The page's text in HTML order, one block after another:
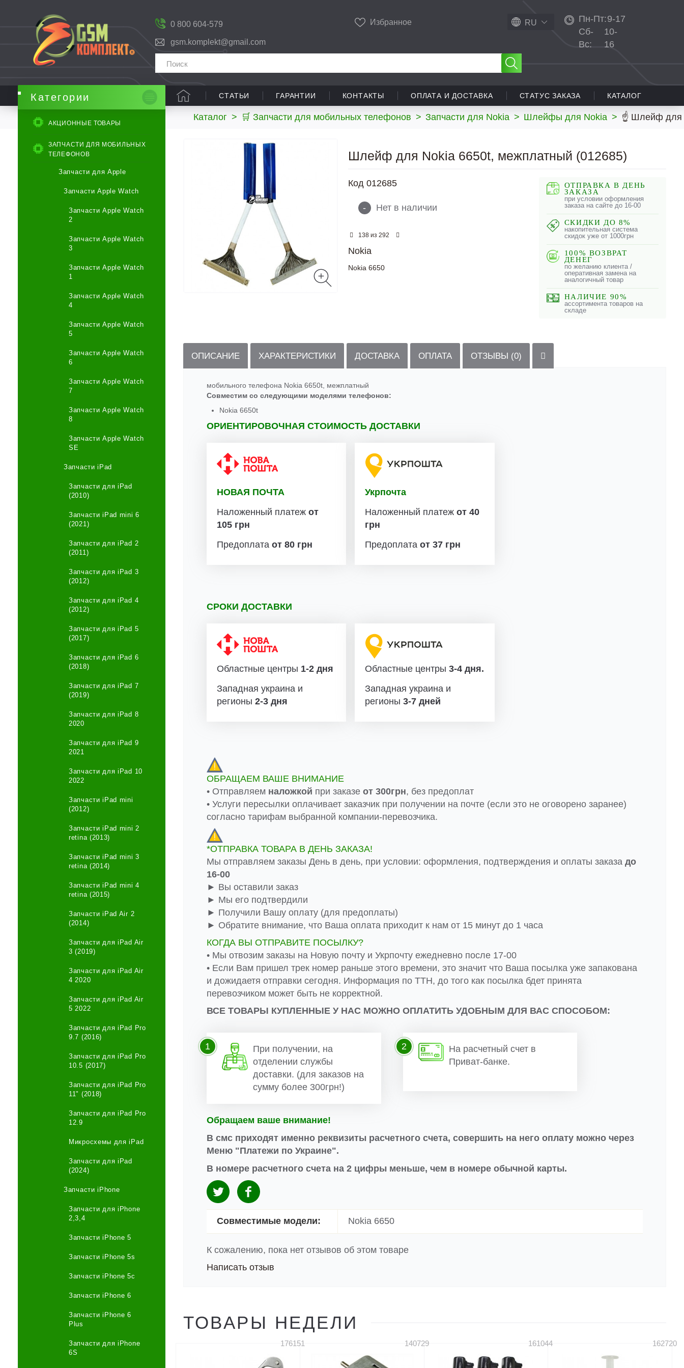
0 800 604-579
gsm.komplekt@gmail.com
Избранное RU Пн-Пт:9-17
Сб-
Вс:
10-
16
СТАТЬИ ГАРАНТИИ КОНТАКТЫ ОПЛАТА И ДОСТАВКА СТАТУС ЗАКАЗА КАТАЛОГ
Каталог > 🛒 Запчасти для мобильных телефонов > Запчасти для Nokia > Шлейфы для Nokia > ☝ Шлейф для
Категории
АКЦИОННЫЕ ТОВАРЫ
ЗАПЧАСТИ ДЛЯ МОБИЛЬНЫХ
ТЕЛЕФОНОВ
Запчасти для Apple
Запчасти Apple Watch
Запчасти Apple Watch
2
Запчасти Apple Watch
3
Запчасти Apple Watch
1
Запчасти Apple Watch
4
Запчасти Apple Watch
5
Запчасти Apple Watch
6
Запчасти Apple Watch
7
Запчасти Apple Watch
8
Запчасти Apple Watch
SE
Запчасти iPad
Запчасти для iPad
(2010)
Запчасти iPad mini 6
(2021)
Запчасти для iPad 2
(2011)
Запчасти для iPad 3
(2012)
Запчасти для iPad 4
(2012)
Запчасти для iPad 5
(2017)
Запчасти для iPad 6
(2018)
Запчасти для iPad 7
(2019)
Запчасти для iPad 8
2020
Запчасти для iPad 9
2021
Запчасти для iPad 10
2022
Запчасти iPad mini
(2012)
Запчасти iPad mini 2
retina (2013)
Запчасти iPad mini 3
retina (2014)
Запчасти iPad mini 4
retina (2015)
Запчасти iPad Air 2
(2014)
Запчасти для iPad Air
3 (2019)
Запчасти для iPad Air
4 2020
Запчасти для iPad Air
5 2022
Запчасти для iPad Pro
9.7 (2016)
Запчасти для iPad Pro
10.5 (2017)
Запчасти для iPad Pro
11" (2018)
Запчасти для iPad Pro
12.9
Микросхемы для iPad
Запчасти для iPad
(2024)
Запчасти iPhone
Запчасти для iPhone
2,3,4
Запчасти iPhone 5
Запчасти iPhone 5s
Запчасти iPhone 5c
Запчасти iPhone 6
Запчасти iPhone 6
Plus
Запчасти для iPhone
6S
Шлейф для Nokia 6650t, межплатный (012685)
Код 012685
- Нет в наличии
138из 292
Nokia
Nokia 6650
ОТПРАВКА В ДЕНЬ
ЗАКАЗА
при условии оформления
заказа на сайте до 16-00
СКИДКИ ДО 8%
накопительная система
скидок уже от 1000грн
100% ВОЗВРАТ
ДЕНЕГ
по желанию клиента /
оперативная замена на
аналогичный товар
НАЛИЧИЕ 90%
ассортимента товаров на
складе
ОПИСАНИЕ ХАРАКТЕРИСТИКИ ДОСТАВКА ОПЛАТА ОТЗЫВЫ (0)
мобильного телефона Nokia 6650t, межплатный
Совместим со следующими моделями телефонов:
Nokia 6650t
ОРИЕНТИРОВОЧНАЯ СТОИМОСТЬ ДОСТАВКИ
НОВАЯ ПОЧТА
Наложенный платеж от
105 грн
Предоплата от 80 грн
Укрпочта
Наложенный платежот 40
грн
Предоплатаот 37 грн
СРОКИ ДОСТАВКИ
Областные центры 1-2 дня
Западная украина и
регионы 2-3 дня
Областные центры 3-4 дня.
Западная украина и
регионы 3-7 дней
ОБРАЩАЕМ ВАШЕ ВНИМАНИЕ
• Отправляем наложкой при заказе от 300грн, без предоплат
• Услуги пересылки оплачивает заказчик при получении на почте (если это не оговорено заранее)
согласно тарифам выбранной компании-перевозчика.
*ОТПРАВКА ТОВАРА В ДЕНЬ ЗАКАЗА!
Мы отправляем заказы День в день, при условии: оформления, подтверждения и оплаты заказа до
16-00
► Вы оставили заказ
► Мы его подтвердили
► Получили Вашу оплату (для предоплаты)
► Обратите внимание, что Ваша оплата приходит к нам от 15 минут до 1 часа
КОГДА ВЫ ОТПРАВИТЕ ПОСЫЛКУ?
• Мы отвозим заказы на Новую почту и Укрпочту ежедневно после 17-00
• Если Вам пришел трек номер раньше этого времени, это значит что Ваша посылка уже запакована
и дожидаетя отправки сегодня. Информация по ТТН, до того как посылка бдет принята
перевозчиком может быть не корректной.
ВСЕ ТОВАРЫ КУПЛЕННЫЕ У НАС МОЖНО ОПЛАТИТЬ УДОБНЫМ ДЛЯ ВАС СПОСОБОМ:
При получении, на
отделении службы
доставки. (для заказов на
сумму более 300грн!)
1
На расчетный счет в
Приват-банке.
2
Обращаем ваше внимание!
В смс приходят именно реквизиты расчетного счета, совершить на него оплату можно через
Меню "Платежи по Украине".
В номере расчетного счета на 2 цифры меньше, чем в номере обычной карты.
Совместимые модели: Nokia 6650
К сожалению, пока нет отзывов об этом товаре
Написать отзыв
ТОВАРЫ НЕДЕЛИ
176151 140729 161044 162720